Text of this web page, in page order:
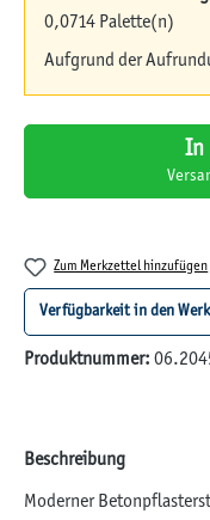
0,0714 Palette(n)
Aufgrund der
In
Zum Merkzettel hinzufügen
Verfügbarkeit in den
Produktnummer:
Beschreibung
Moderner